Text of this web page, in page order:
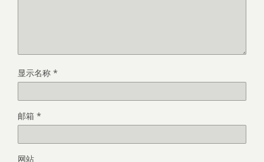
显示名称 *
邮箱 *
网站